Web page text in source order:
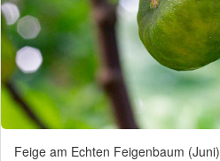
Feige am Echten Feigenbaum (Juni)